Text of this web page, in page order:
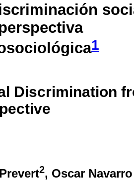
1
Discrimination
2, Oscar